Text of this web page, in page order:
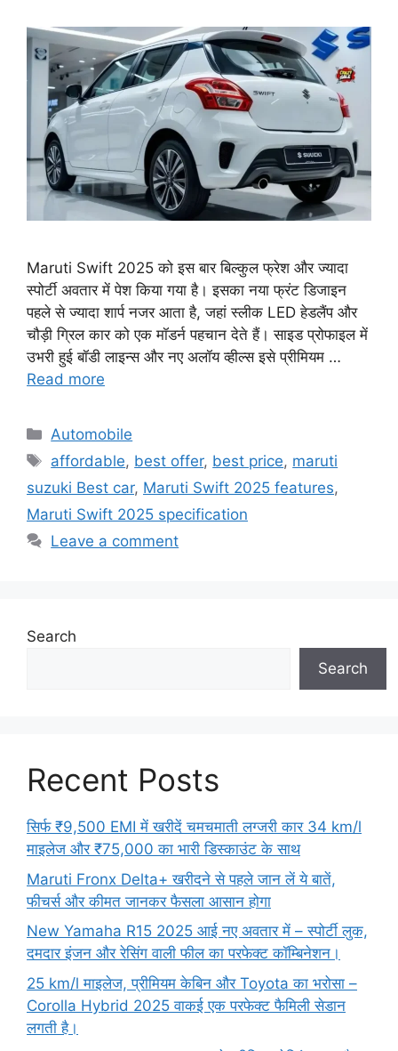
Maruti Swift 2025 को इस बार बिल्कुल फ्रेश और ज्यादा
स्पोर्टी अवतार में पेश किया गया है। इसका नया फ्रंट डिजाइन
पहले से ज्यादा शार्प नजर आता है, जहां स्लीक LED हेडलैंप और
चौड़ी ग्रिल कार को एक मॉडर्न पहचान देते हैं। साइड प्रोफाइल में
उभरी हुई बॉडी लाइन्स और नए अलॉय व्हील्स इसे प्रीमियम …
Read more
Categories
Automobile
Tags
affordable, best offer, best price, maruti
suzuki Best car, Maruti Swift 2025 features,
Maruti Swift 2025 specification
Leave a comment
Search
Search
Recent Posts
सिर्फ ₹9,500 EMI में खरीदें चमचमाती लग्जरी कार 34 km/l
माइलेज और ₹75,000 का भारी डिस्काउंट के साथ
Maruti Fronx Delta+ खरीदने से पहले जान लें ये बातें,
फीचर्स और कीमत जानकर फैसला आसान होगा
New Yamaha R15 2025 आई नए अवतार में – स्पोर्टी लुक,
दमदार इंजन और रेसिंग वाली फील का परफेक्ट कॉम्बिनेशन।
25 km/l माइलेज, प्रीमियम केबिन और Toyota का भरोसा –
Corolla Hybrid 2025 वाकई एक परफेक्ट फैमिली सेडान
लगती है।